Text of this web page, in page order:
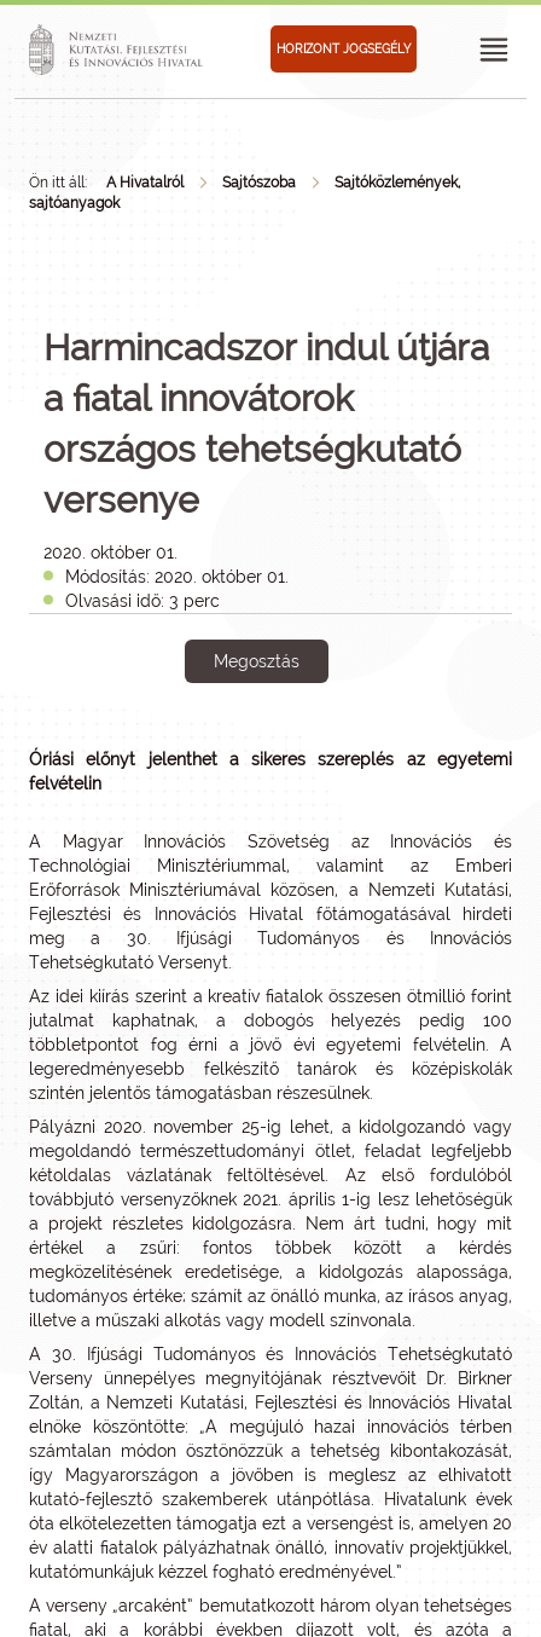
HORIZONT JOGSEGÉLY
Ön itt áll: A Hivatalról Sajtószoba
Sajtóközlemények,
sajtóanyagok
Harmincadszor indul útjára
a fiatal innovátorok
országos tehetségkutató
versenye
2020. október 01.
Módosítás: 2020. október 01.
Olvasási idő: 3 perc
Megosztás
Óriási előnyt jelenthet a sikeres szereplés az egyetemi
felvételin
A Magyar Innovációs Szövetség az Innovációs és
Technológiai Minisztériummal, valamint az Emberi
Erőforrások Minisztériumával közösen, a Nemzeti Kutatási,
Fejlesztési és Innovációs Hivatal főtámogatásával hirdeti
meg a 30. Ifjúsági Tudományos és Innovációs
Tehetségkutató Versenyt.
Az idei kiírás szerint a kreatív fiatalok összesen ötmillió forint
jutalmat kaphatnak, a dobogós helyezés pedig 100
többletpontot fog érni a jövő évi egyetemi felvételin. A
legeredményesebb felkészítő tanárok és középiskolák
szintén jelentős támogatásban részesülnek.
Pályázni 2020. november 25-ig lehet, a kidolgozandó vagy
megoldandó természettudományi ötlet, feladat legfeljebb
kétoldalas vázlatának feltöltésével. Az első fordulóból
továbbjutó versenyzőknek 2021. április 1-ig lesz lehetőségük
a projekt részletes kidolgozásra. Nem árt tudni, hogy mit
értékel a zsűri: fontos többek között a kérdés
megközelítésének eredetisége, a kidolgozás alapossága,
tudományos értéke; számít az önálló munka, az írásos anyag,
illetve a műszaki alkotás vagy modell színvonala.
A 30. Ifjúsági Tudományos és Innovációs Tehetségkutató
Verseny ünnepélyes megnyitójának résztvevőit Dr. Birkner
Zoltán, a Nemzeti Kutatási, Fejlesztési és Innovációs Hivatal
elnöke köszöntötte: „A megújuló hazai innovációs térben
számtalan módon ösztönözzük a tehetség kibontakozását,
így Magyarországon a jövőben is meglesz az elhivatott
kutató-fejlesztő szakemberek utánpótlása. Hivatalunk évek
óta elkötelezetten támogatja ezt a versengést is, amelyen 20
év alatti fiatalok pályázhatnak önálló, innovatív projektjükkel,
kutatómunkájuk kézzel fogható eredményével.”
A verseny „arcaként” bemutatkozott három olyan tehetséges
fiatal, aki a korábbi években díjazott volt, és azóta a